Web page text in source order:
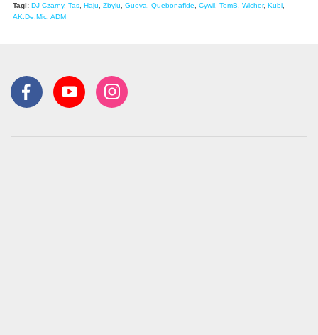
Tagi: DJ Czarny, Tas Haju Zbylu Guova Quebonafide Cywil TomB Wicher, Kubi
AK.De.Mic ADM